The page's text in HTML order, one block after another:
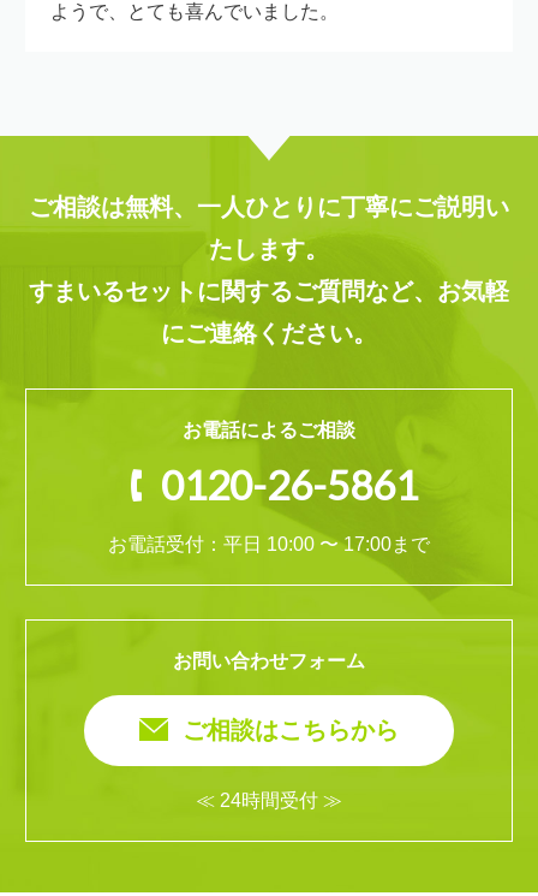
ようで、とても喜んでいました。
ご相談は無料、一人ひとりに丁寧にご説明い
たします。
すまいるセットに関するご質問など、お気軽
にご連絡ください。
お電話によるご相談
0120-26-5861
お電話受付：平日 10:00 〜 17:00まで
お問い合わせフォーム
ご相談はこちらから
≪ 24時間受付 ≫